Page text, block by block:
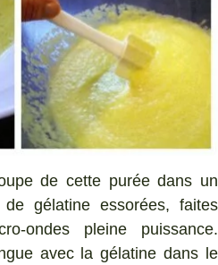
de cette purée dans un
gélatine essorées, faites
ondes pleine puissance.
avec la gélatine dans le